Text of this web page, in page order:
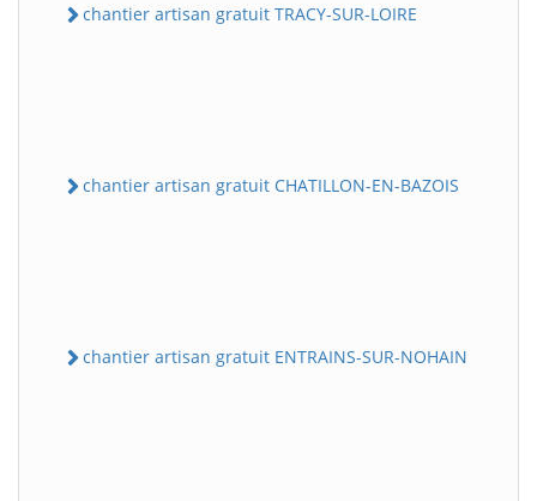
chantier artisan gratuit TRACY-SUR-LOIRE
chantier artisan gratuit CHATILLON-EN-BAZOIS
chantier artisan gratuit ENTRAINS-SUR-NOHAIN